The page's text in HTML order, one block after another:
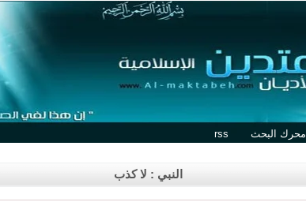
محرك البحث rss
النبي : لا كذب